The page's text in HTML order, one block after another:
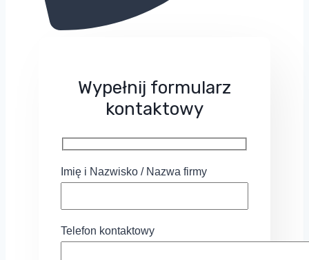
Wypełnij formularz
kontaktowy
Imię i Nazwisko / Nazwa firmy
Telefon kontaktowy